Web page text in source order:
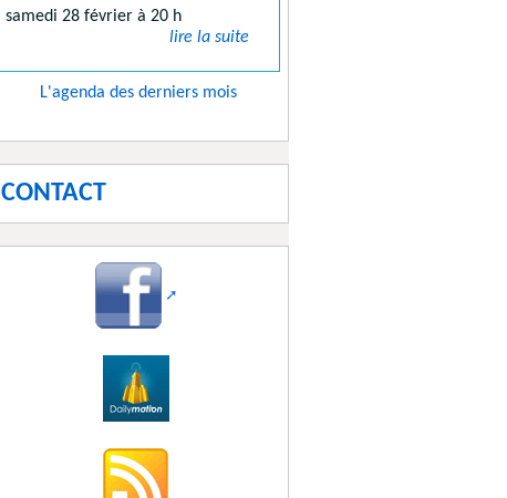
samedi 28 février à 20 h
lire la suite
L'agenda des derniers mois
CONTACT